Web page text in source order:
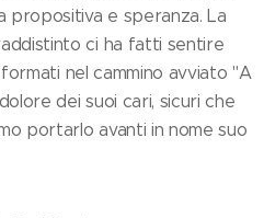
e speranza. La
ci ha fatti sentire
nel cammino avviato "A
dei suoi cari, sicuri che
portarlo avanti in nome suo